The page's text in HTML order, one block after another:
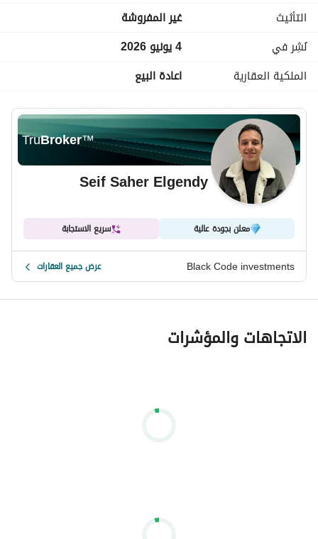
• ⁠الأستلام في خلال 3 شهور
التأثيث
غير المفروشة
نُشِر في
4 يونيو 2026
الملكية العقارية
اعادة البيع
TruBroker™
Seif Saher Elgendy
معلن بجودة عالية سريع الاستجابة
Black Code investments عرض جميع العقارات
الاتجاهات والمؤشرات